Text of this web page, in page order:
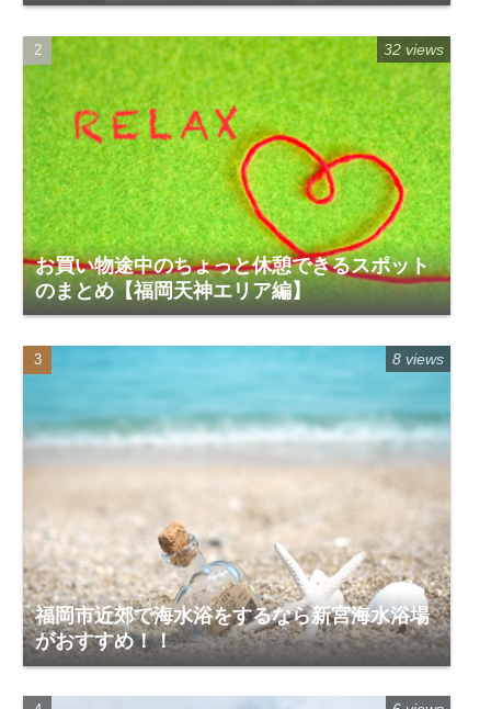
階「福恩麻辣湯」
お買い物途中のちょっと休憩できるスポット
のまとめ【福岡天神エリア編】
32 views
福岡市近郊で海水浴をするなら新宮海水浴場
がおすすめ！！
8 views